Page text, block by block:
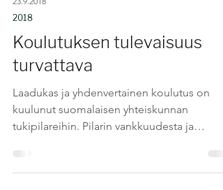
2018
Koulutuksen tulevaisuus
turvattava
Laadukas ja yhdenvertainen koulutus on
kuulunut suomalaisen yhteiskunnan
tulevaisuudesta ollaan...